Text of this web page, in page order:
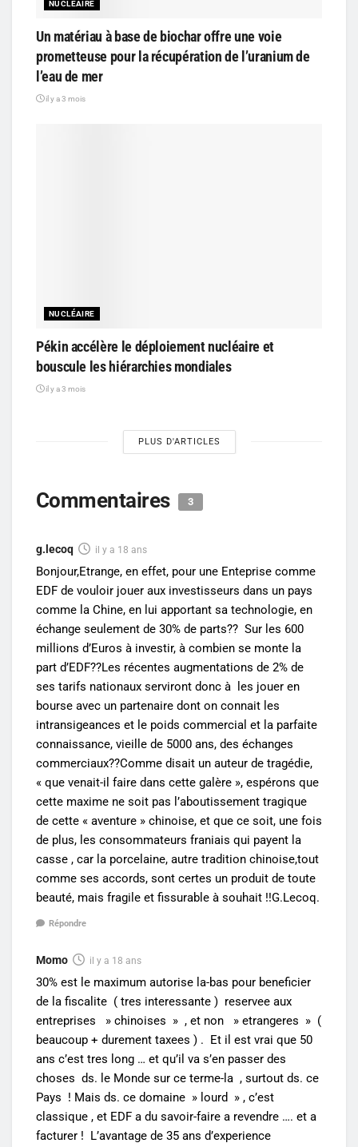
NUCLÉAIRE
Un matériau à base de biochar offre une voie
prometteuse pour la récupération de l’uranium de
l’eau de mer
il y a 3 mois
NUCLÉAIRE
Pékin accélère le déploiement nucléaire et
bouscule les hiérarchies mondiales
il y a 3 mois
PLUS D'ARTICLES
Commentaires 3
g.lecoq il y a 18 ans
Bonjour,Etrange, en effet, pour une Enteprise comme
EDF de vouloir jouer aux investisseurs dans un pays
comme la Chine, en lui apportant sa technologie, en
échange seulement de 30% de parts?? Sur les 600
millions d’Euros à investir, à combien se monte la
part d’EDF??Les récentes augmentations de 2% de
ses tarifs nationaux serviront donc à les jouer en
bourse avec un partenaire dont on connait les
intransigeances et le poids commercial et la parfaite
connaissance, vieille de 5000 ans, des échanges
commerciaux??Comme disait un auteur de tragédie,
« que venait-il faire dans cette galère », espérons que
cette maxime ne soit pas l’aboutissement tragique
de cette « aventure » chinoise, et que ce soit, une fois
de plus, les consommateurs franiais qui payent la
casse , car la porcelaine, autre tradition chinoise,tout
comme ses accords, sont certes un produit de toute
beauté, mais fragile et fissurable à souhait !!G.Lecoq.
Répondre
Momo il y a 18 ans
30% est le maximum autorise la-bas pour beneficier
de la fiscalite ( tres interessante ) reservee aux
entreprises » chinoises » , et non » etrangeres » (
beaucoup + durement taxees ) . Et il est vrai que 50
ans c’est tres long … et qu’il va s’en passer des
choses ds. le Monde sur ce terme-la , surtout ds. ce
Pays ! Mais ds. ce domaine » lourd » , c’est
classique , et EDF a du savoir-faire a revendre …. et a
facturer ! L’avantage de 35 ans d’experience